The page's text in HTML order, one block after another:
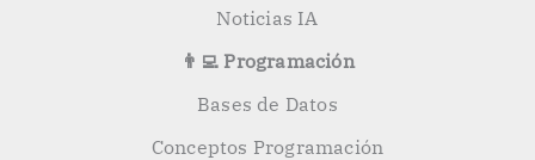
Noticias IA
👨‍💻 Programación
Bases de Datos
Conceptos Programación